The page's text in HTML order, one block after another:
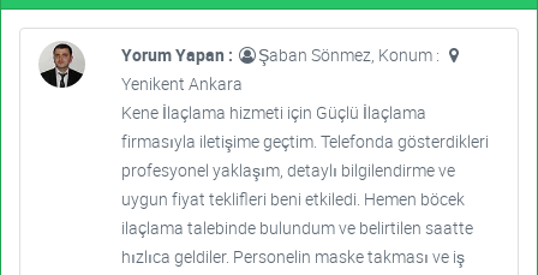
Yorum Yapan :
Şaban Sönmez, Konum :
Yenikent Ankara
Kene İlaçlama hizmeti için Güçlü İlaçlama
firmasıyla iletişime geçtim. Telefonda gösterdikleri
profesyonel yaklaşım, detaylı bilgilendirme ve
uygun fiyat teklifleri beni etkiledi. Hemen böcek
ilaçlama talebinde bulundum ve belirtilen saatte
hızlıca geldiler. Personelin maske takması ve iş